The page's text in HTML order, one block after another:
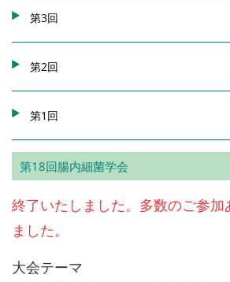
第3回
第2回
第1回
第18回腸内細菌学会
終了いたしました。多数のご参加
ました。
大会テーマ